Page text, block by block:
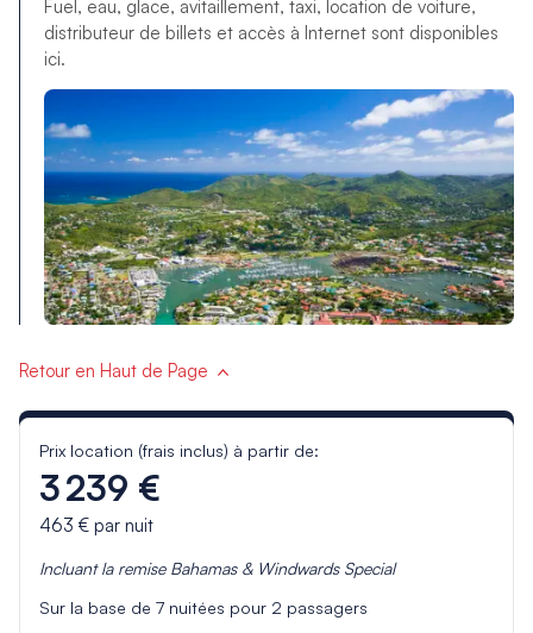
Fuel, eau, glace, avitaillement, taxi, location de voiture,
distributeur de billets et accès à Internet sont disponibles
ici.
Retour en Haut de Page
Prix location (frais inclus) à partir de:
3 239 €
463 €par nuit
Incluant la remise Bahamas & Windwards Special
Sur la base de 7nuitées pour 2 passagers